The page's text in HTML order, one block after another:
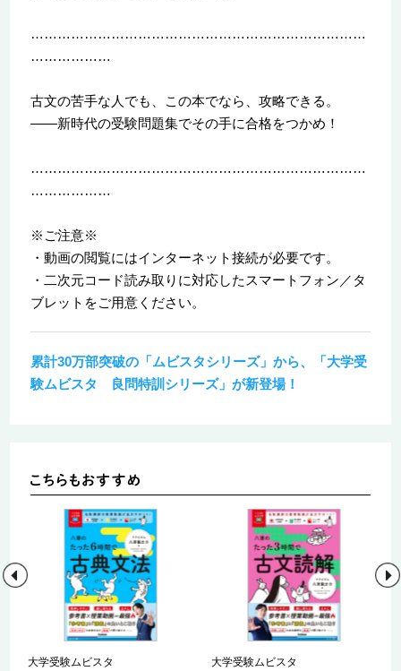
…………………………………………………………………
………………
古文の苦手な人でも、この本でなら、攻略できる。
――新時代の受験問題集でその手に合格をつかめ！
…………………………………………………………………
………………
※ご注意※
・動画の閲覧にはインターネット接続が必要です。
・二次元コード読み取りに対応したスマートフォン／タ
ブレットをご用意ください。
累計30万部突破の「ムビスタシリーズ」から、「大学受
験ムビスタ 良問特訓シリーズ」が新登場！
大学受験ムビスタ 大学受験ムビスタ